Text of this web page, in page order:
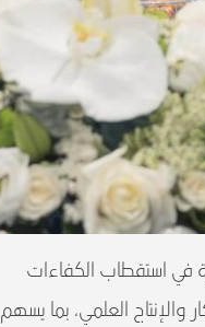
في استقطاب الكفاءات
والإنتاج العلمي، بما يسهم